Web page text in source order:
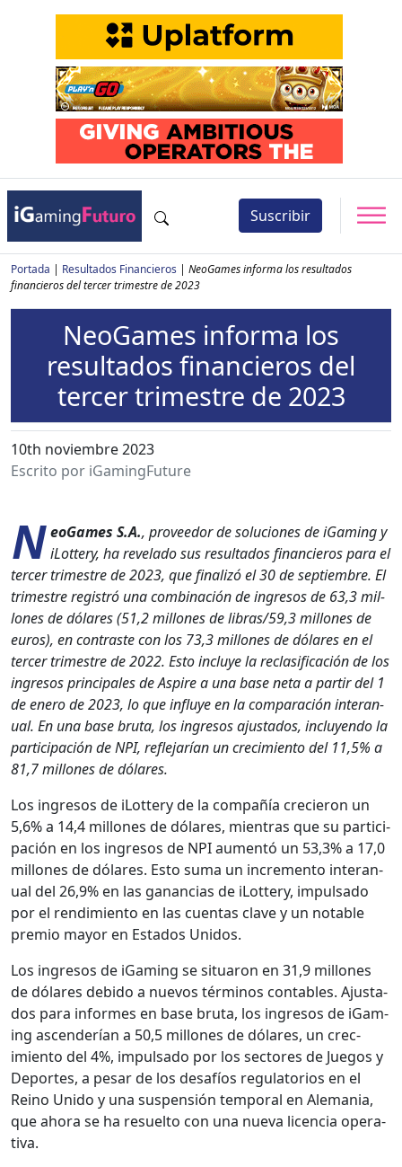
Suscribir
Portada | Resultados Financieros | NeoGames informa los resultados
financieros del tercer trimestre de 2023
NeoGames informa los
resultados financieros del
tercer trimestre de 2023
10th noviembre 2023
Escrito por iGamingFuture
NeoGames S.A., provee­dor de solu­ciones de iGam­ing y
iLot­tery, ha rev­e­la­do sus resul­ta­dos financieros para el
ter­cer trimestre de 2023, que final­izó el 30 de sep­tiem­bre. El
trimestre reg­istró una com­bi­nación de ingre­sos de 63,3 mil­
lones de dólares (51,2 mil­lones de libras/59,3 mil­lones de
euros), en con­traste con los 73,3 mil­lones de dólares en el
ter­cer trimestre de 2022. Esto incluye la reclasi­fi­cación de los
ingre­sos prin­ci­pales de Aspire a una base neta a par­tir del 1
de enero de 2023, lo que influye en la com­para­ción inter­an­
u­al. En una base bru­ta, los ingre­sos ajus­ta­dos, incluyen­do la
par­tic­i­pación de NPI, refle­jarían un crec­imien­to del 11,5% a
81,7 mil­lones de dólares.
Los ingre­sos de iLot­tery de la com­pañía crecieron un
5,6% a 14,4 mil­lones de dólares, mien­tras que su par­tic­i­
pación en los ingre­sos de NPI aumen­tó un 53,3% a 17,0
mil­lones de dólares. Esto suma un incre­men­to inter­an­
u­al del 26,9% en las ganan­cias de iLot­tery, impul­sa­do
por el rendimien­to en las cuen­tas clave y un notable
pre­mio may­or en Esta­dos Unidos.
Los ingre­sos de iGam­ing se situ­aron en 31,9 mil­lones
de dólares debido a nuevos tér­mi­nos con­ta­bles. Ajus­ta­
dos para informes en base bru­ta, los ingre­sos de iGam­
ing ascen­derían a 50,5 mil­lones de dólares, un crec­
imien­to del 4%, impul­sa­do por los sec­tores de Jue­gos y
Deportes, a pesar de los desafíos reg­u­la­to­rios en el
Reino Unido y una sus­pen­sión tem­po­ral en Ale­ma­nia,
que aho­ra se ha resuel­to con una nue­va licen­cia oper­a­
ti­va.